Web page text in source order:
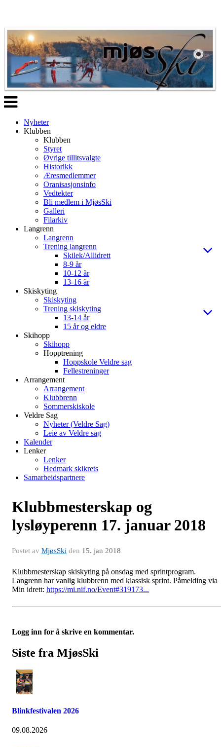
Veksle
navigasjon
Nyheter
Klubben
Klubben
Styret
Øvrige tillitsvalgte
Historikk
Æresmedlemmer
Oranisasjonsinfo
Vedtekter
Bli medlem i MjøsSki
Galleri
Filarkiv
Langrenn
Langrenn
Trening langrenn
Skilek/Allidrett
8-9 år
10-12 år
13-16 år
Skiskyting
Skiskyting
Trening skiskyting
13-14 år
15 år og eldre
Skihopp
Skihopp
Hopptrening
Hoppskole Veldre sag
Fellestreninger
Arrangement
Arrangement
Klubbrenn
Sommerskiskole
Veldre Sag
Nyheter (Veldre Sag)
Leie av Veldre sag
Kalender
Lenker
Lenker
Hedmark skikrets
Samarbeidspartnere
Klubbmesterskap og
lysløyperenn 17. januar 2018
Postet av MjøsSki den 15. jan 2018
Klubbmesterskap skiskyting på onsdag med sprintprogram.
Langrenn har vanlig klubbrenn med klassisk sprint. Påmelding via
Min idrett: https://mi.nif.no/Event#319173...
Logg inn for å skrive en kommentar.
Siste fra MjøsSki
Blinkfestivalen 2026
09.08.2026